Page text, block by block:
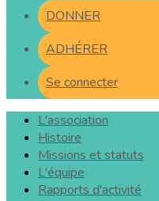
DONNER
ADHÉRER
Se connecter
L'association
Histoire
Missions et statuts
L'équipe
Rapports d'activité